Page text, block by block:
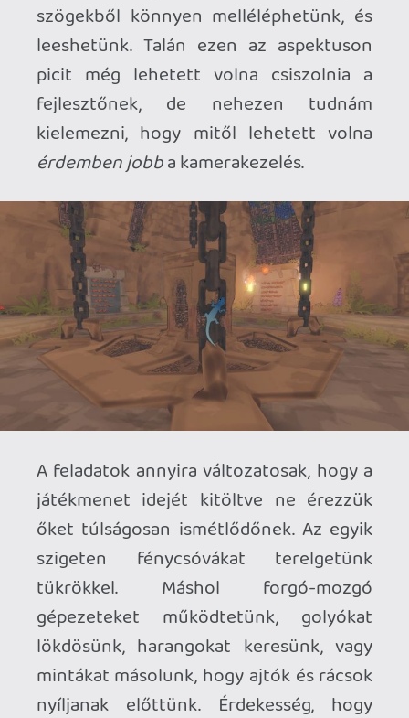
Lehet elfogult vagyok, de nekem
borzasztóan tetszett a játék
látványvilága is. Amolyan cel-shades
minden, de mégis részletgazdag, dús a
látkép. Imádnivaló, ahogy a csillagos ég
tükröződik az apró pocsolyákban vagy a
tenger felszínén, de az árnyékok
váltakozása, a napszakok dinamikája, a
látótávolság, vagy a nyílt víz hullámzása is
csodálatos művészeti víziónak a
nagybetűvel) pedig cuki, kis
bogárhabzsoló, ugrándozó, tekergőző
gyíkocska, aki egyszerűségében is egy
kedvelhető hős.
A Gecko Gods technikailag igen stabil
lábakon áll. Steam Decken játszva,
mindent csutkára tolva, frém-zárakat
kiengedve ingadozó 40-80 FPS-t
mértem, de régi RTX2060-as laptopomon
is fix 40 FPS-sel játszottam 4K-ban. Mi ez,
ha nem remek optimalizáltság?